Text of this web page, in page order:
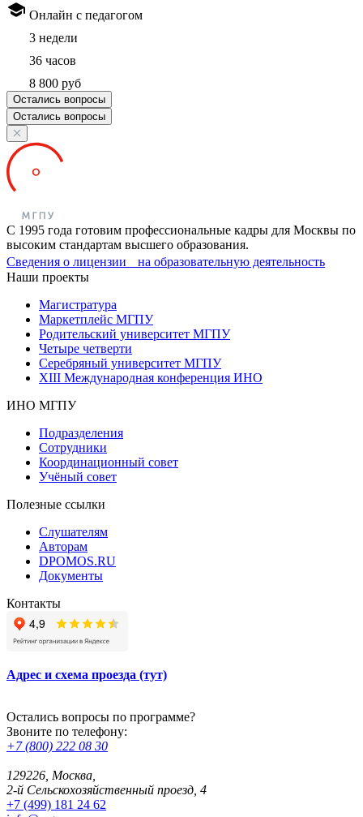
Онлайн с педагогом
3 недели
36 часов
8 800 руб
Остались вопросы
Остались вопросы
С 1995 года готовим профессиональные кадры для Москвы по
высоким стандартам высшего образования.
Сведения о лицензии на образовательную деятельность
Наши проекты
Магистратура
Маркетплейс МГПУ
Родительский университет МГПУ
Четыре четверти
Серебряный университет МГПУ
XIII Международная конференция ИНО
ИНО МГПУ
Подразделения
Сотрудники
Координационный совет
Учёный совет
Полезные ссылки
Слушателям
Авторам
DPOMOS.RU
Документы
Контакты
Адрес и схема проезда (тут)
Остались вопросы по программе?
Звоните по телефону:
+7 (800) 222 08 30
129226, Москва,
2-й Сельскохозяйственный проезд, 4
+7 (499) 181 24 62